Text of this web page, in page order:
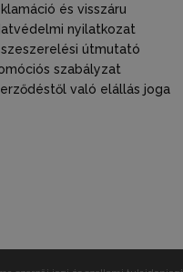
és visszáru
nyilatkozat
útmutató
szabályzat
való elállás joga